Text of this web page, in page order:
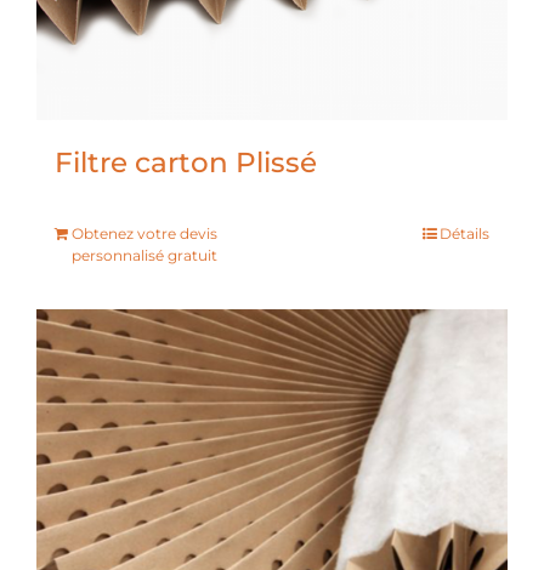
Filtre carton Plissé
Obtenez votre devis
personnalisé gratuit
Détails